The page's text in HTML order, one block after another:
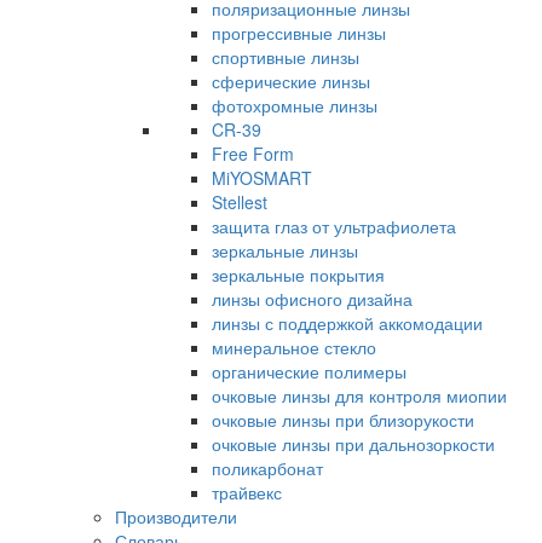
поляризационные линзы
прогрессивные линзы
спортивные линзы
сферические линзы
фотохромные линзы
CR-39
Free Form
MiYOSMART
Stellest
защита глаз от ультрафиолета
зеркальные линзы
зеркальные покрытия
линзы офисного дизайна
линзы с поддержкой аккомодации
минеральное стекло
органические полимеры
очковые линзы для контроля миопии
очковые линзы при близорукости
очковые линзы при дальнозоркости
поликарбонат
трайвекс
Производители